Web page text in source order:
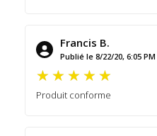
Francis B.
Publié le 8/22/20, 6:05 PM
Produit conforme